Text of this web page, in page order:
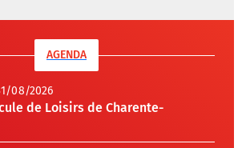
AGENDA
08/2026
de Loisirs de Charente-